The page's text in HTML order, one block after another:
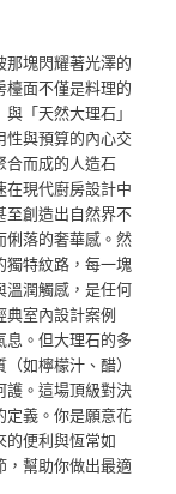
塊閃耀著光澤的
面不僅是料理的
「天然大理石」
與預算的內心交
合而成的人造石
現代廚房設計中
至創造出自然界不
俐落的奢華感。然
獨特紋路，每一塊
溫潤觸感，是任何
典室內設計案例
息。但大理石的多
如檸檬汁、醋）
護。這場頂級對決
定義。你是願意花
的便利與恆常如
，幫助你做出最適